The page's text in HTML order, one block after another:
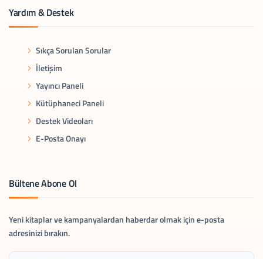
Yardım & Destek
Sıkça Sorulan Sorular
İletişim
Yayıncı Paneli
Kütüphaneci Paneli
Destek Videoları
E-Posta Onayı
Bültene Abone Ol
Yeni kitaplar ve kampanyalardan haberdar olmak için e-posta
adresinizi bırakın.